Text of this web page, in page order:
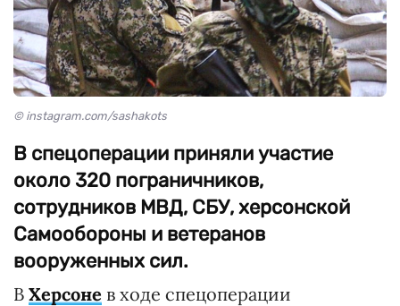
© instagram.com/sashakots
В спецоперации приняли участие
около 320 пограничников,
сотрудников МВД, СБУ, херсонской
Самообороны и ветеранов
вооруженных сил.
В Херсоне в ходе спецоперации